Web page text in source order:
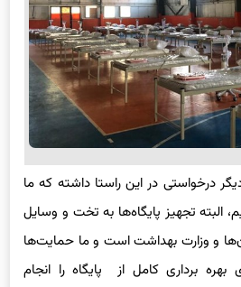
درخواستی در این راستا داشته که ما
البته تجهیز پایگاه‌ها به تخت و وسایل
و وزارت بهداشت است و ما حمایت‌ها
بهره برداری کامل از پایگاه را انجام